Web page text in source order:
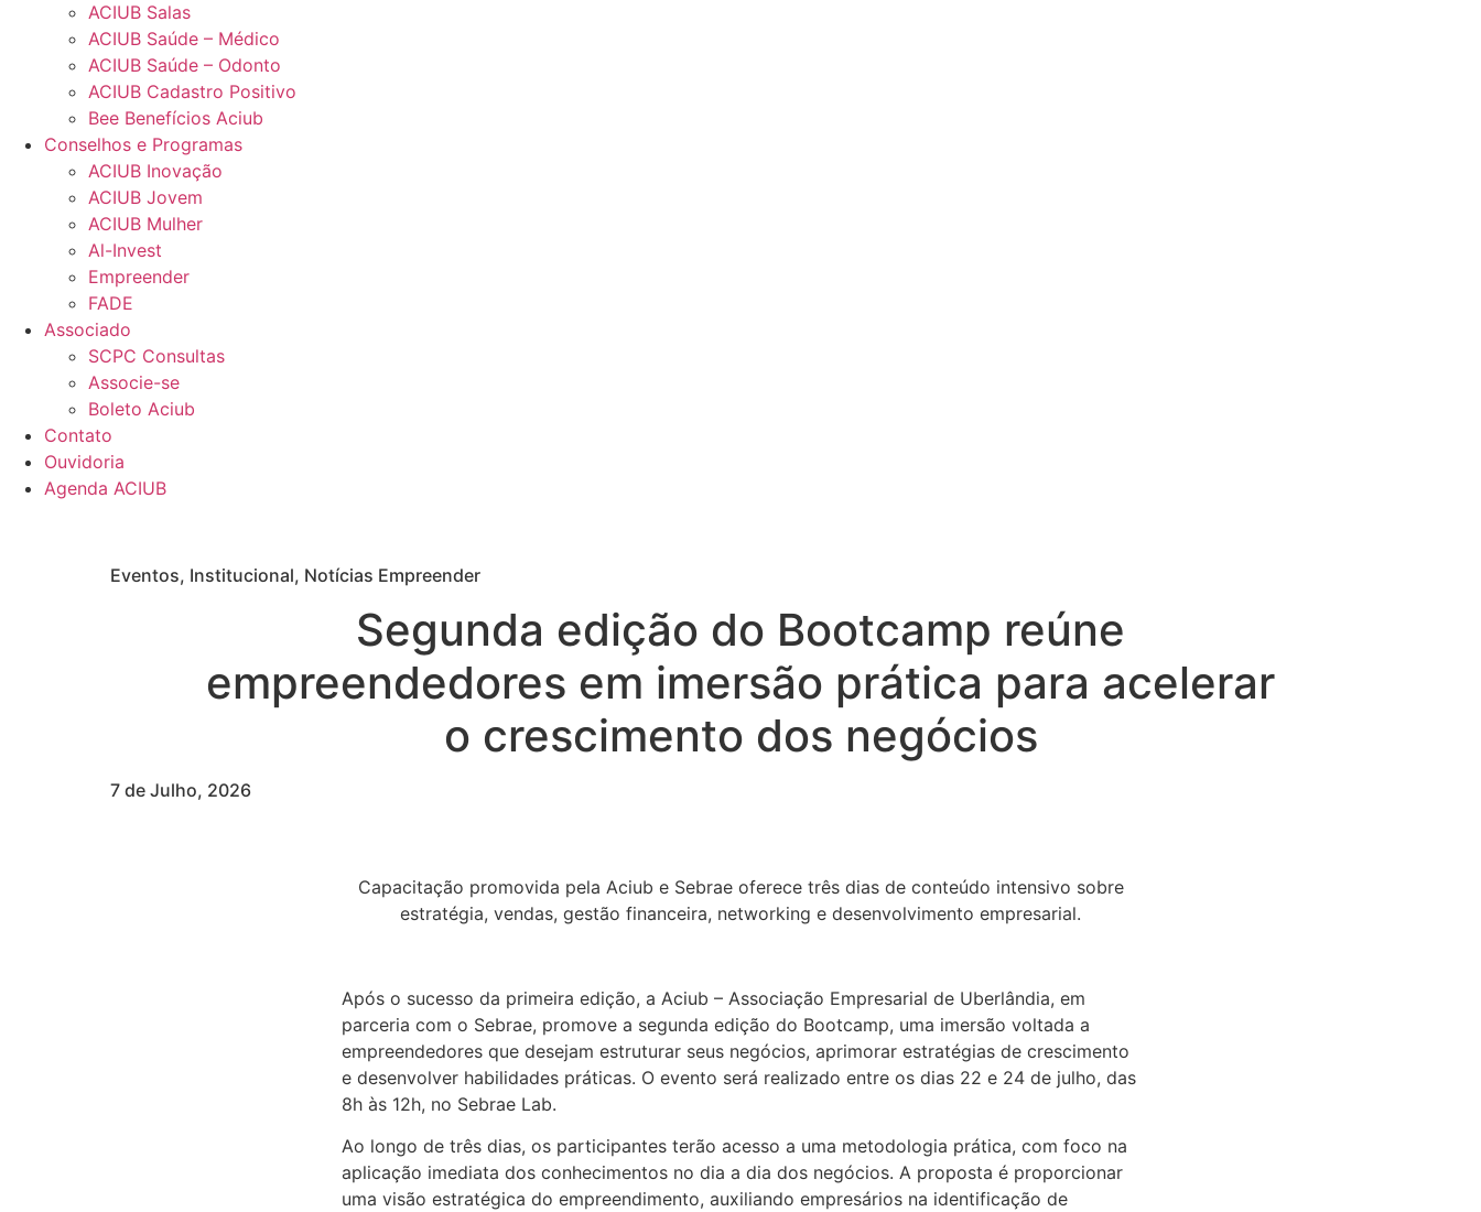
ACIUB Salas
ACIUB Saúde – Médico
ACIUB Saúde – Odonto
ACIUB Cadastro Positivo
Bee Benefícios Aciub
Conselhos e Programas
ACIUB Inovação
ACIUB Jovem
ACIUB Mulher
Al-Invest
Empreender
FADE
Associado
SCPC Consultas
Associe-se
Boleto Aciub
Contato
Ouvidoria
Agenda ACIUB
Eventos, Institucional, Notícias Empreender
Segunda edição do Bootcamp reúne
empreendedores em imersão prática para acelerar
o crescimento dos negócios
7 de Julho, 2026
Capacitação promovida pela Aciub e Sebrae oferece três dias de conteúdo intensivo sobre
estratégia, vendas, gestão financeira, networking e desenvolvimento empresarial.
Após o sucesso da primeira edição, a Aciub – Associação Empresarial de Uberlândia, em
parceria com o Sebrae, promove a segunda edição do Bootcamp, uma imersão voltada a
empreendedores que desejam estruturar seus negócios, aprimorar estratégias de crescimento
e desenvolver habilidades práticas. O evento será realizado entre os dias 22 e 24 de julho, das
8h às 12h, no Sebrae Lab.
Ao longo de três dias, os participantes terão acesso a uma metodologia prática, com foco na
aplicação imediata dos conhecimentos no dia a dia dos negócios. A proposta é proporcionar
uma visão estratégica do empreendimento, auxiliando empresários na identificação de